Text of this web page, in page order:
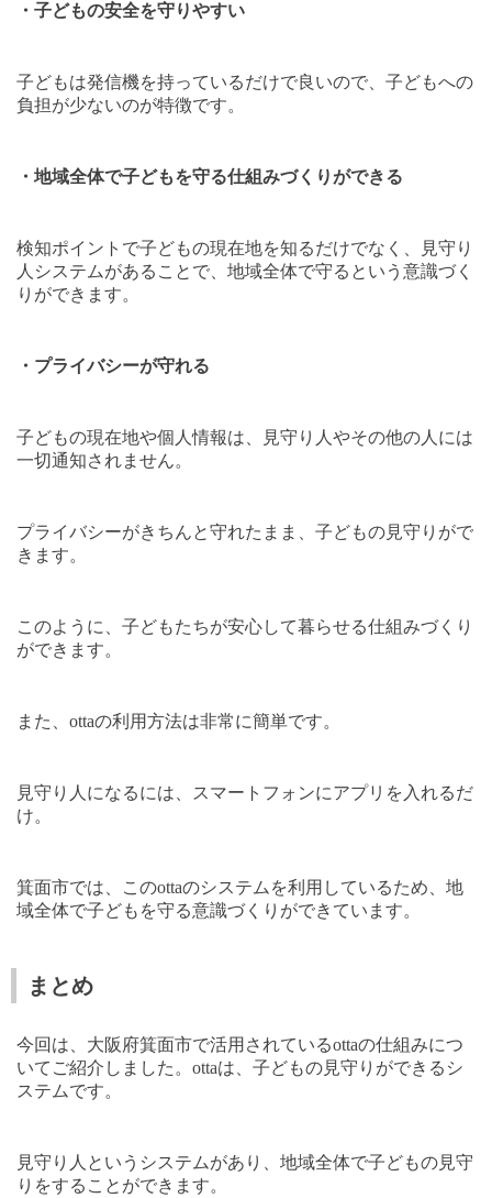
・子どもの安全を守りやすい
子どもは発信機を持っているだけで良いので、子どもへの
負担が少ないのが特徴です。
・地域全体で子どもを守る仕組みづくりができる
検知ポイントで子どもの現在地を知るだけでなく、見守り
人システムがあることで、地域全体で守るという意識づく
りができます。
・プライバシーが守れる
子どもの現在地や個人情報は、見守り人やその他の人には
一切通知されません。
プライバシーがきちんと守れたまま、子どもの見守りがで
きます。
このように、子どもたちが安心して暮らせる仕組みづくり
ができます。
また、 ottaの利用方法は非常に簡単です。
見守り人になるには、スマートフォンにアプリを入れるだ
け。
箕面市では、このottaのシステムを利用しているため、地
域全体で子どもを守る意識づくりができています。
まとめ
今回は、大阪府箕面市で活用されているottaの仕組みにつ
いてご紹介しました。 ottaは、子どもの見守りができるシ
ステムです。
見守り人というシステムがあり、地域全体で子どもの見守
りをすることができます。